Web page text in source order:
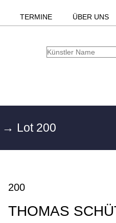
TERMINE ÜBER UNS
→ Lot 200
200
THOMAS